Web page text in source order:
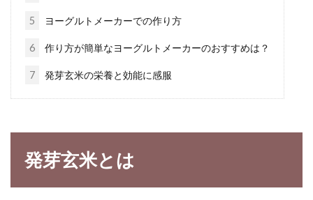
夏も本格的なってきて、どんどん暑くなってき
ました。暑くなると体調が安定しなかったり、
動きたく...
が無い！その時の代用は？
5 ヨーグルトメーカーでの作り方
6 作り方が簡単なヨーグルトメーカーのおすすめは？
7 発芽玄米の栄養と効能に感服
発芽玄米とは